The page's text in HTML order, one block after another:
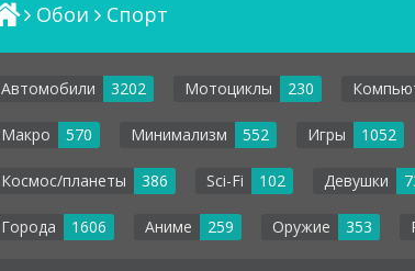
Обои Спорт
Автомобили 3202 Мотоциклы 230
Макро 570 Минимализм 552 Игры 1052
Космос/планеты 386 Sci-Fi 102 Девушки
Города 1606 Аниме 259 Оружие 353